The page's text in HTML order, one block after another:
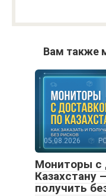
Вам также
05.08.2026
Мониторы с
Казахстану
получить